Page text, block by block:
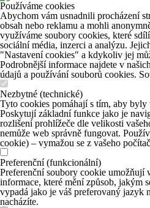
Používáme cookies
Abychom vám usnadnili procházení
obsah nebo reklamu a mohli
využíváme soubory cookies, které
sociální média, inzerci a analýzu.
"Nastavení cookies" a kdykoliv jej
Podrobnější informace najdete v
údajů a používání souborů cookies.
Nezbytné (technické)
Tyto cookies pomáhají s tím, aby
Poskytují základní funkce jako je
rozlišení prohlížeče dle velikosti
nemůže web správně fungovat.
cookie) – vymažou se z vašeho
Preferenční (funkcionální)
Preferenční soubory cookie umožňují
informace, které mění způsob, jakým
vypadá jako je váš preferovaný jazyk
nacházíte.